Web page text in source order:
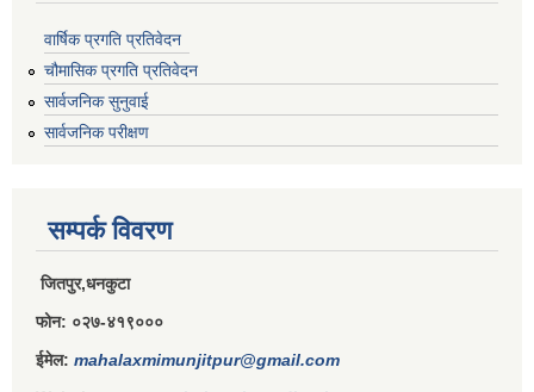
वार्षिक प्रगति प्रतिवेदन
चौमासिक प्रगति प्रतिवेदन
सार्वजनिक सुनुवाई
सार्वजनिक परीक्षण
सम्पर्क विवरण
जितपुर,धनकुटा
फोन: ०२७-४१९०००
ईमेल: mahalaxmimunjitpur@gmail.com